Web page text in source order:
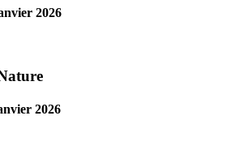
2026
2026